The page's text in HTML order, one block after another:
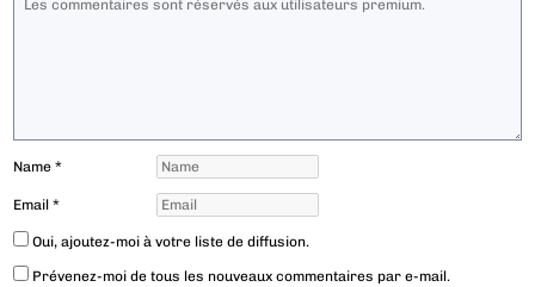
Name*
Email*
Oui, ajoutez-moi à votre liste de diffusion.
Prévenez-moi de tous les nouveaux commentaires par e-mail.